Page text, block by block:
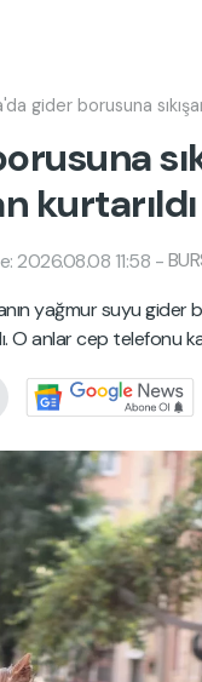
gider borusuna
kurtarıldı
2026.08.08 11:58 -
yağmur suyu gider
O anlar cep telefonu